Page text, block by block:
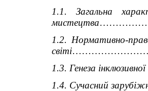
1.1. Загальна
мистецтва
1.2. Нормативно-
світі
1.3. Генеза
1.4. Сучасний